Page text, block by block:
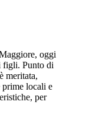
oggi
figli. Punto di
meritata,
prime locali e
per